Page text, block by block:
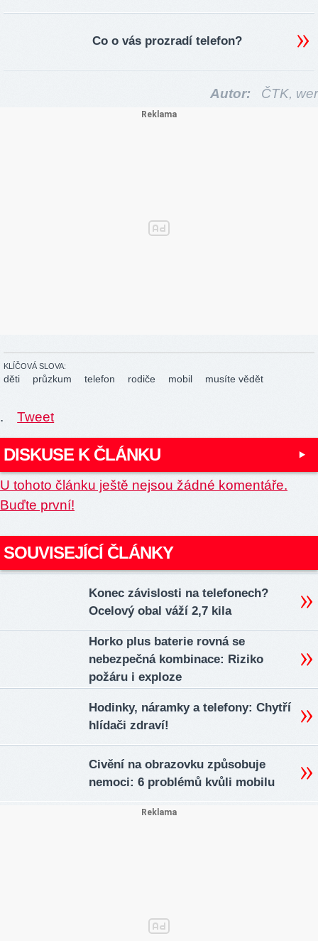
Co o vás prozradí telefon?
Autor: ČTK, wer
KLÍČOVÁ SLOVA:
děti průzkum telefon rodiče mobil musíte vědět
. Tweet
DISKUSE K ČLÁNKU
U tohoto článku ještě nejsou žádné komentáře.
Buďte první!
SOUVISEJÍCÍ ČLÁNKY
Konec závislosti na telefonech?
Ocelový obal váží 2,7 kila
Horko plus baterie rovná se
nebezpečná kombinace: Riziko
požáru i exploze
Hodinky, náramky a telefony: Chytří
hlídači zdraví!
Civění na obrazovku způsobuje
nemoci: 6 problémů kvůli mobilu